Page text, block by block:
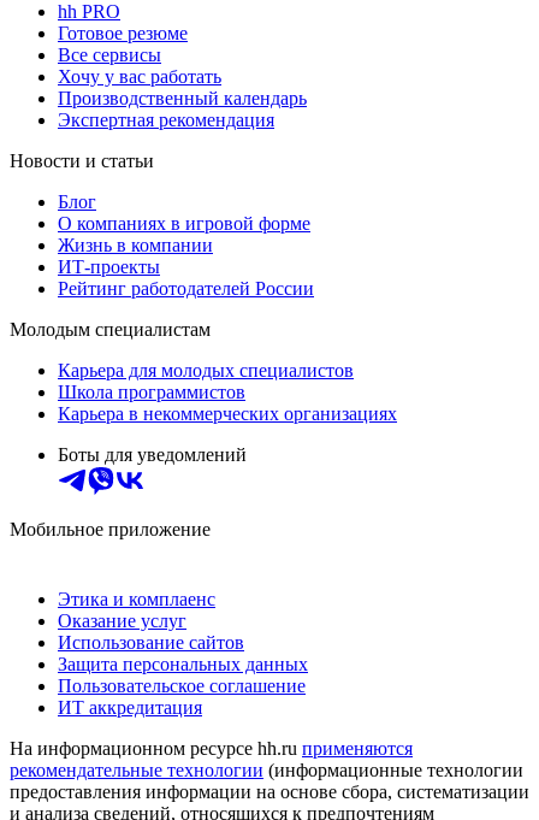
hh PRO
Готовое резюме
Все сервисы
Хочу у вас работать
Производственный календарь
Экспертная рекомендация
Новости и статьи
Блог
О компаниях в игровой форме
Жизнь в компании
ИТ-проекты
Рейтинг работодателей России
Молодым специалистам
Карьера для молодых специалистов
Школа программистов
Карьера в некоммерческих организациях
Боты для уведомлений
Мобильное приложение
Этика и комплаенс
Оказание услуг
Использование сайтов
Защита персональных данных
Пользовательское соглашение
ИТ аккредитация
На информационном ресурсе hh.ru применяются
рекомендательные технологии (информационные технологии
предоставления информации на основе сбора, систематизации
и анализа сведений, относящихся к предпочтениям